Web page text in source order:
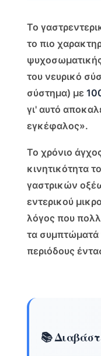
Το
το πιο
του νευρικό
σύστημα) με
γι' αυτό
εγκέφαλος».
Το χρόνιο
κινητικότητα
γαστρικών
εντερικού
λόγος που
τα συμπτώματά
περιόδους
📚